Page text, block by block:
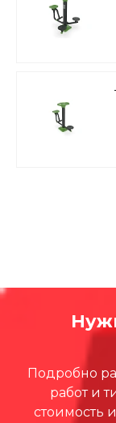
экстремальных
Это надежный
спортивных
Подробно
работ и
стоимость